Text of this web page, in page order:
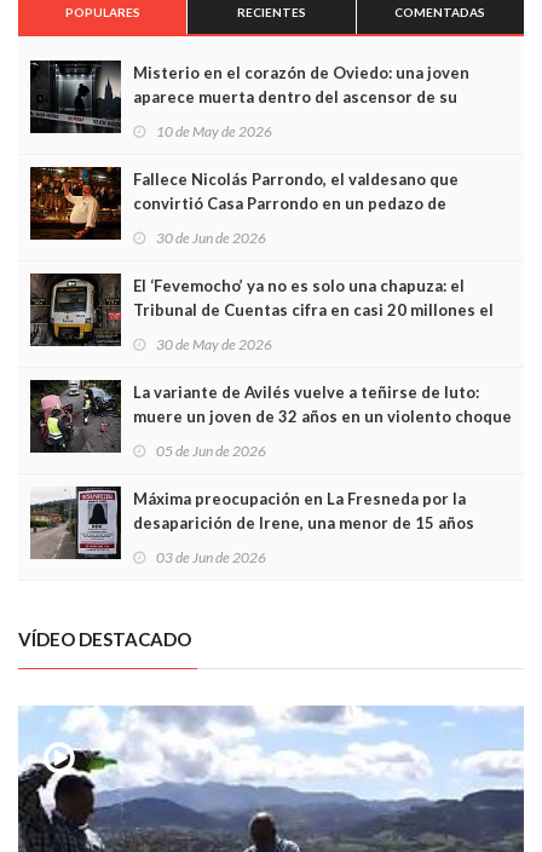
POPULARES RECIENTES COMENTADAS
Misterio en el corazón de Oviedo: una joven
aparece muerta dentro del ascensor de su
edificio y las cámaras captan sus últimos minutos
10 de May de 2026
Fallece Nicolás Parrondo, el valdesano que
convirtió Casa Parrondo en un pedazo de
Asturias en Madrid
30 de Jun de 2026
El ‘Fevemocho’ ya no es solo una chapuza: el
Tribunal de Cuentas cifra en casi 20 millones el
sobrecoste de los trenes que no cabían por los
30 de May de 2026
La variante de Avilés vuelve a teñirse de luto:
muere un joven de 32 años en un violento choque
frontal
05 de Jun de 2026
Máxima preocupación en La Fresneda por la
desaparición de Irene, una menor de 15 años
03 de Jun de 2026
VÍDEO DESTACADO